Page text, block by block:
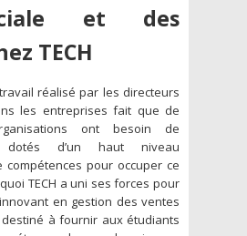
et des
TECH
réalisé par les directeurs
les entreprises fait que de
ont besoin de
dotés d’un haut niveau
compétences pour occuper ce
TECH a uni ses forces pour
en gestion des ventes
à fournir aux étudiants